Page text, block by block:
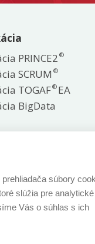
field
PRINCE2 ®
SCRUM ®
TOGAF®EA
BigData
Stiahnite si
súbory
slúžia pre
Vás o súhlas s ich